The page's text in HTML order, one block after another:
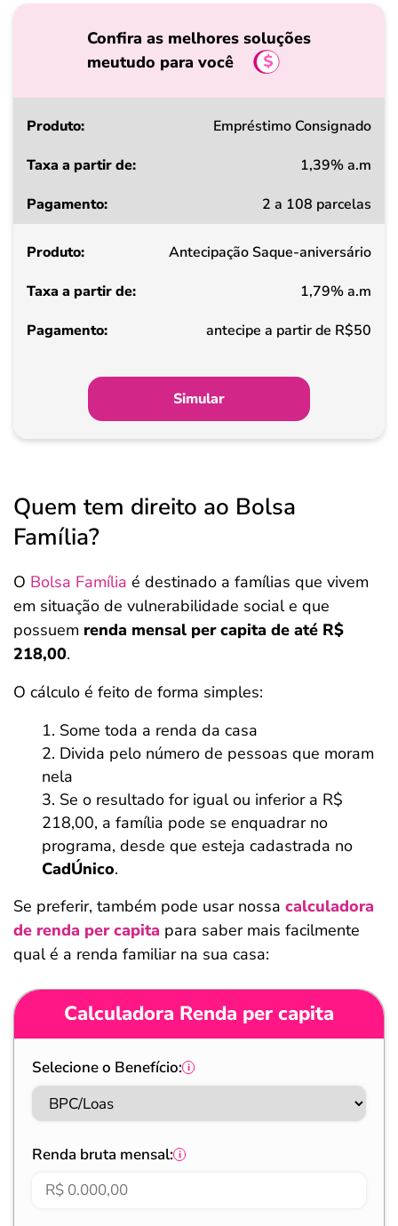
Confira as melhores soluções
meutudo para você
Produto
a
de
Pagamento
Empréstimo Consignado
1,39% a.m
2 a 108 parcelas
Antecipação Saque-aniversário
1,79% a.m
antecipe a partir de R$50
Simular
Quem tem direito ao Bolsa
Família?
O Bolsa Família é destinado a famílias que vivem
em situação de vulnerabilidade social e que
possuem renda mensal per capita de até R$
218,00.
O cálculo é feito de forma simples:
Some toda a renda da casa
Divida pelo número de pessoas que moram
nela
Se o resultado for igual ou inferior a R$
218,00, a família pode se enquadrar no
programa, desde que esteja cadastrada no
CadÚnico.
Se preferir, também pode usar nossa calculadora
de renda per capita para saber mais facilmente
qual é a renda familiar na sua casa:
Calculadora Renda per capita
Selecione o Benefício:
Renda bruta mensal: